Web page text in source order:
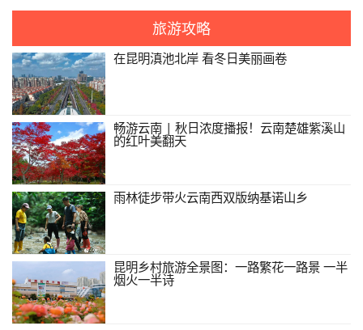
旅游攻略
在昆明滇池北岸 看冬日美丽画卷
畅游云南 | 秋日浓度播报！云南楚雄紫溪山
的红叶美翻天
雨林徒步带火云南西双版纳基诺山乡
昆明乡村旅游全景图：一路繁花一路景 一半
烟火一半诗